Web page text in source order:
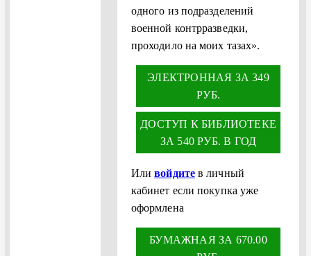
одного из подразделений
военной контрразведки,
проходило на моих тазах».
ЭЛЕКТРОННАЯ ЗА 349
РУБ.
ДОСТУП К БИБЛИОТЕКЕ
ЗА 540 РУБ. В ГОД
Иливойдитев личный
кабинет если покупка уже
оформлена
БУМАЖНАЯ ЗА 670.00